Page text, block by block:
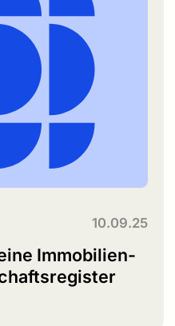
10.09.25
Immobilien-